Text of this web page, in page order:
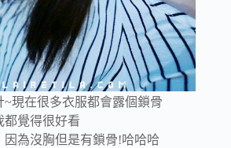
現在很多衣服都會露個鎖骨
都覺得很好看
因為沒胸但是有鎖骨!哈哈哈